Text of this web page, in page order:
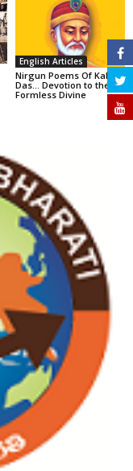
English Articles
Nirgun Poems Of Kabir
Das… Devotion to the
Formless Divine